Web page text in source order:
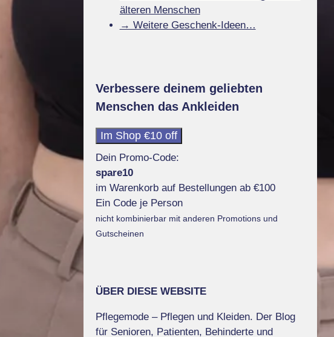
älteren Menschen
→ Weitere Geschenk-Ideen…
Verbessere deinem geliebten
Menschen das Ankleiden
Im Shop €10 off
Dein Promo-Code:
spare10
im Warenkorb auf Bestellungen ab €100
Ein Code je Person
nicht kombinierbar mit anderen Promotions und
Gutscheinen
ÜBER DIESE WEBSITE
Pflegemode – Pflegen und Kleiden. Der Blog
für Senioren, Patienten, Behinderte und